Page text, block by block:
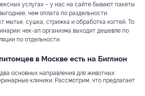
услугах – у нас на сайте бывают пакеты
чем оплата по раздельности.
мытье, сушка, стрижка и обработка когтей. То
чек-ап организма выходит дешевле по
по отдельности.
в Москве есть на Биглион
основных направления для животных:
клиники. Рассмотрим, что предлагает